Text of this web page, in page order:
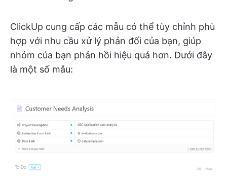
ClickUp cung cấp các mẫu có thể tùy chỉnh phù
hợp với nhu cầu xử lý phản đối của bạn, giúp
nhóm của bạn phản hồi hiệu quả hơn. Dưới đây
là một số mẫu: